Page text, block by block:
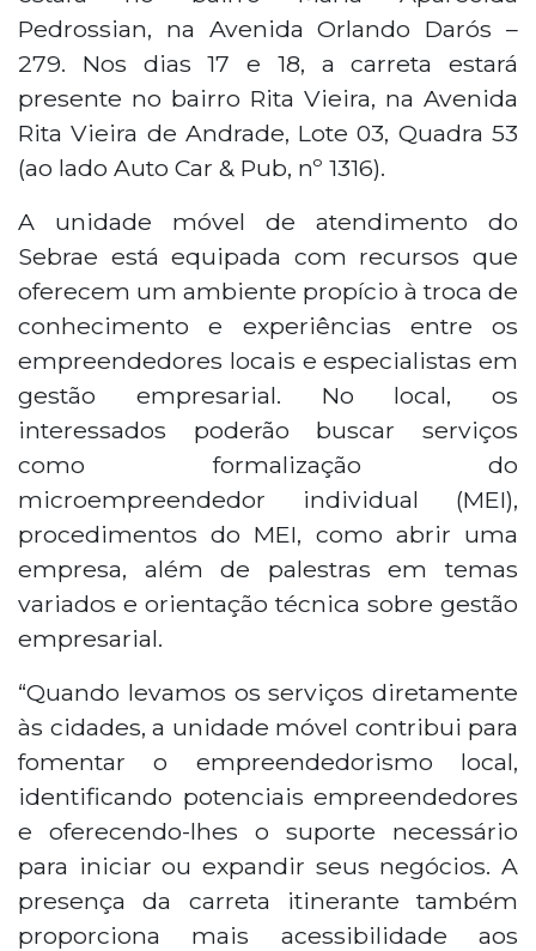
Pedrossian, na Avenida Orlando Darós –
279. Nos dias 17 e 18, a carreta estará
presente no bairro Rita Vieira, na Avenida
Rita Vieira de Andrade, Lote 03, Quadra 53
(ao lado Auto Car & Pub, nº 1316).
A unidade móvel de atendimento do
Sebrae está equipada com recursos que
oferecem um ambiente propício à troca de
conhecimento e experiências entre os
empreendedores locais e especialistas em
gestão empresarial. No local, os
interessados poderão buscar serviços
como formalização do
microempreendedor individual (MEI),
procedimentos do MEI, como abrir uma
empresa, além de palestras em temas
variados e orientação técnica sobre gestão
empresarial.
“Quando levamos os serviços diretamente
às cidades, a unidade móvel contribui para
fomentar o empreendedorismo local,
identificando potenciais empreendedores
e oferecendo-lhes o suporte necessário
para iniciar ou expandir seus negócios. A
presença da carreta itinerante também
proporciona mais acessibilidade aos